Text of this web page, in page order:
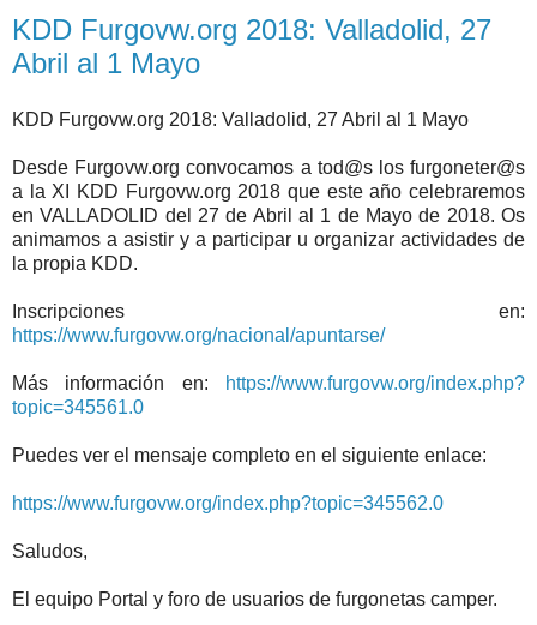
KDD Furgovw.org 2018: Valladolid, 27
Abril al 1 Mayo
KDD Furgovw.org 2018: Valladolid, 27 Abril al 1 Mayo
Desde Furgovw.org convocamos a tod@s los furgoneter@s
a la XI KDD Furgovw.org 2018 que este año celebraremos
en VALLADOLID del 27 de Abril al 1 de Mayo de 2018. Os
animamos a asistir y a participar u organizar actividades de
la propia KDD.
Inscripciones en:
https://www.furgovw.org/nacional/apuntarse/
Más información en:
https://www.furgovw.org/index.php?
topic=345561.0
Puedes ver el mensaje completo en el siguiente enlace:
https://www.furgovw.org/index.php?topic=345562.0
Saludos,
El equipo Portal y foro de usuarios de furgonetas camper.